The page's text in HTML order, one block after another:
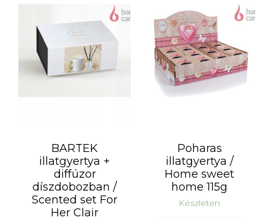
BARTEK
illatgyertya +
diffúzor
díszdobozban /
Scented set For
Her Clair
Poharas
illatgyertya /
Home sweet
home 115g
Készleten